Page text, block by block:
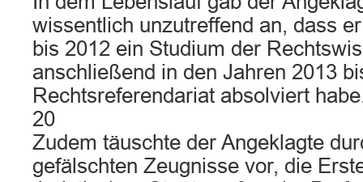
wissentlich unzutreffend an, dass
bis 2012 ein Studium der
anschließend in den Jahren 2013
Rechtsreferendariat absolviert
20
Zudem täuschte der Angeklagte
gefälschten Zeugnisse vor, die